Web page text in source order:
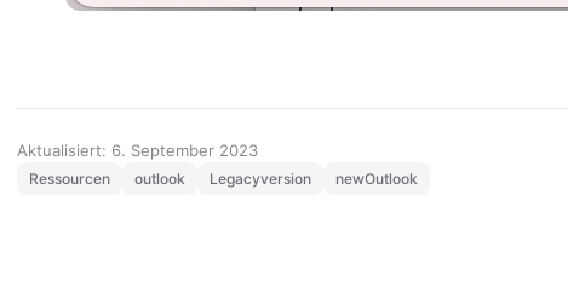
Aktualisiert: 6. September 2023
Ressourcen outlook Legacyversion newOutlook